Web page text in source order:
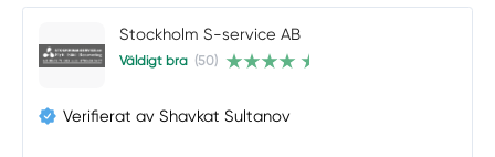
Stockholm S-service AB
Väldigt bra (50)
Verifierat av Shavkat Sultanov